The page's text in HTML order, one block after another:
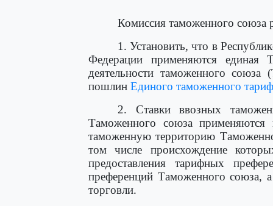
Комиссия таможенного союза
1. Установить, что в
Федерации применяются единая
деятельности таможенного
пошлин Единого таможенного
2. Ставки ввозных
Таможенного союза
таможенную территорию
том числе происхождение
предоставления тарифных
преференций Таможенного союза,
торговли.